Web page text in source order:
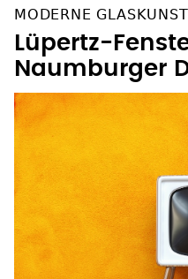
27. JUNI, ZDF, 20.15
TV-Tipp: